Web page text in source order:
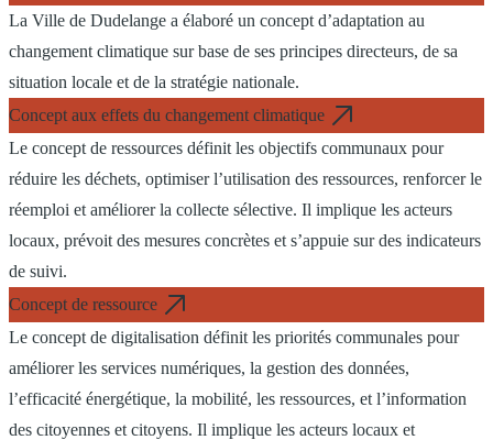
La Ville de Dudelange a élaboré un concept d’adaptation au
changement climatique sur base de ses principes directeurs, de sa
situation locale et de la stratégie nationale.
Concept aux effets du changement climatique
Le concept de ressources définit les objectifs communaux pour
réduire les déchets, optimiser l’utilisation des ressources, renforcer le
réemploi et améliorer la collecte sélective. Il implique les acteurs
locaux, prévoit des mesures concrètes et s’appuie sur des indicateurs
de suivi.
Concept de ressource
Le concept de digitalisation définit les priorités communales pour
améliorer les services numériques, la gestion des données,
l’efficacité énergétique, la mobilité, les ressources, et l’information
des citoyennes et citoyens. Il implique les acteurs locaux et